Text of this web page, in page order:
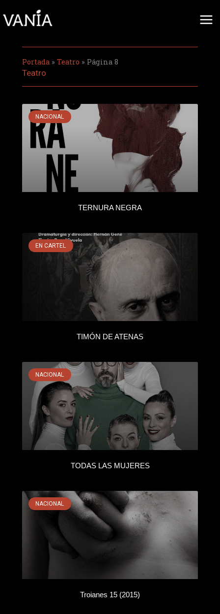
al
Portada » Teatro » Página 8
Teatro
NACIONAL
TERNURA NEGRA
EN CARTEL
TIMÓN DE ATENAS
NACIONAL
TODAS LAS MUJERES
NACIONAL
Troianes 15 (2015)